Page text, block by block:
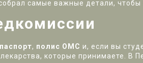
самые важные детали,
паспорт, полис ОМС и, если вы
которые принимаете. В